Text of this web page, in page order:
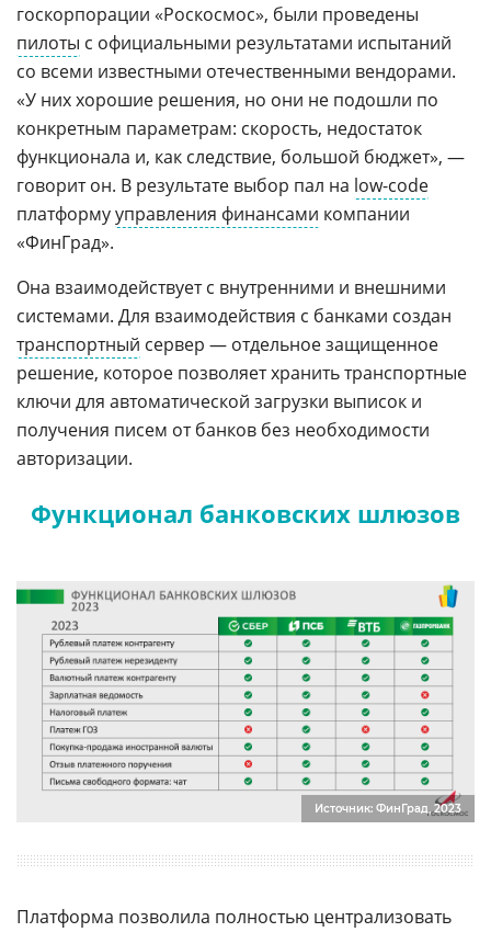
госкорпорации «Роскосмос», были проведены
пилоты с официальными результатами испытаний
со всеми известными отечественными вендорами.
«У них хорошие решения, но они не подошли по
конкретным параметрам: скорость, недостаток
функционала и, как следствие, большой бюджет», —
говорит он. В результате выбор пал на low-code
платформууправления финансами компании
«ФинГрад».
Она взаимодействует с внутренними и внешними
системами. Для взаимодействия с банками создан
транспортный сервер — отдельное защищенное
решение, которое позволяет хранить транспортные
ключи для автоматической загрузки выписок и
получения писем от банков без необходимости
авторизации.
Функционал банковских шлюзов
Источник: ФинГрад, 2023
Платформа позволила полностью централизовать